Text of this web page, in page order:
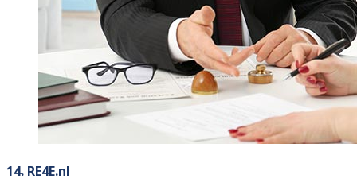
14. RE4E.nl